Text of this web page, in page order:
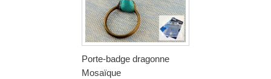
Porte-badge dragonne
Mosaïque